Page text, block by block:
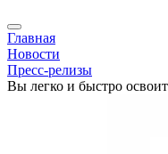
Главная
Новости
Пресс-релизы
Вы легко и быстро